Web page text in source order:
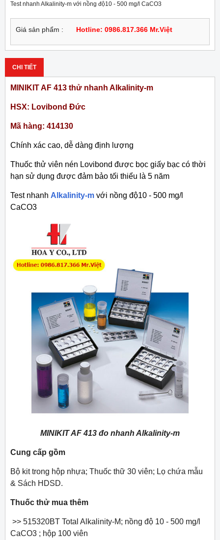
Test nhanh Alkalinity-m với nồng độ10 - 500 mg/l CaCO3
Giá sản phẩm : Hotline: 0986.817.366 Mr.Việt
CHI TIẾT
MINIKIT AF 413 thử nhanh Alkalinity-m
HSX: Lovibond Đức
Mã hàng: 414130
Chính xác cao, dễ dàng định lượng
Thuốc thử viên nén Lovibond được bọc giấy bạc có thời
hạn sử dụng được đảm bảo tối thiểu là 5 năm
Test nhanh Alkalinity-m với nồng độ10 - 500 mg/l
CaCO3
MINIKIT AF 413 đo nhanh Alkalinity-m
Cung cấp gồm
Bộ kit trong hộp nhựa; Thuốc thữ 30 viên; Lọ chứa mẫu
& Sách HDSD.
Thuốc thử mua thêm
>> 515320BT Total Alkalinity-M; nồng độ 10 - 500 mg/l
CaCO3 ; hộp 100 viên